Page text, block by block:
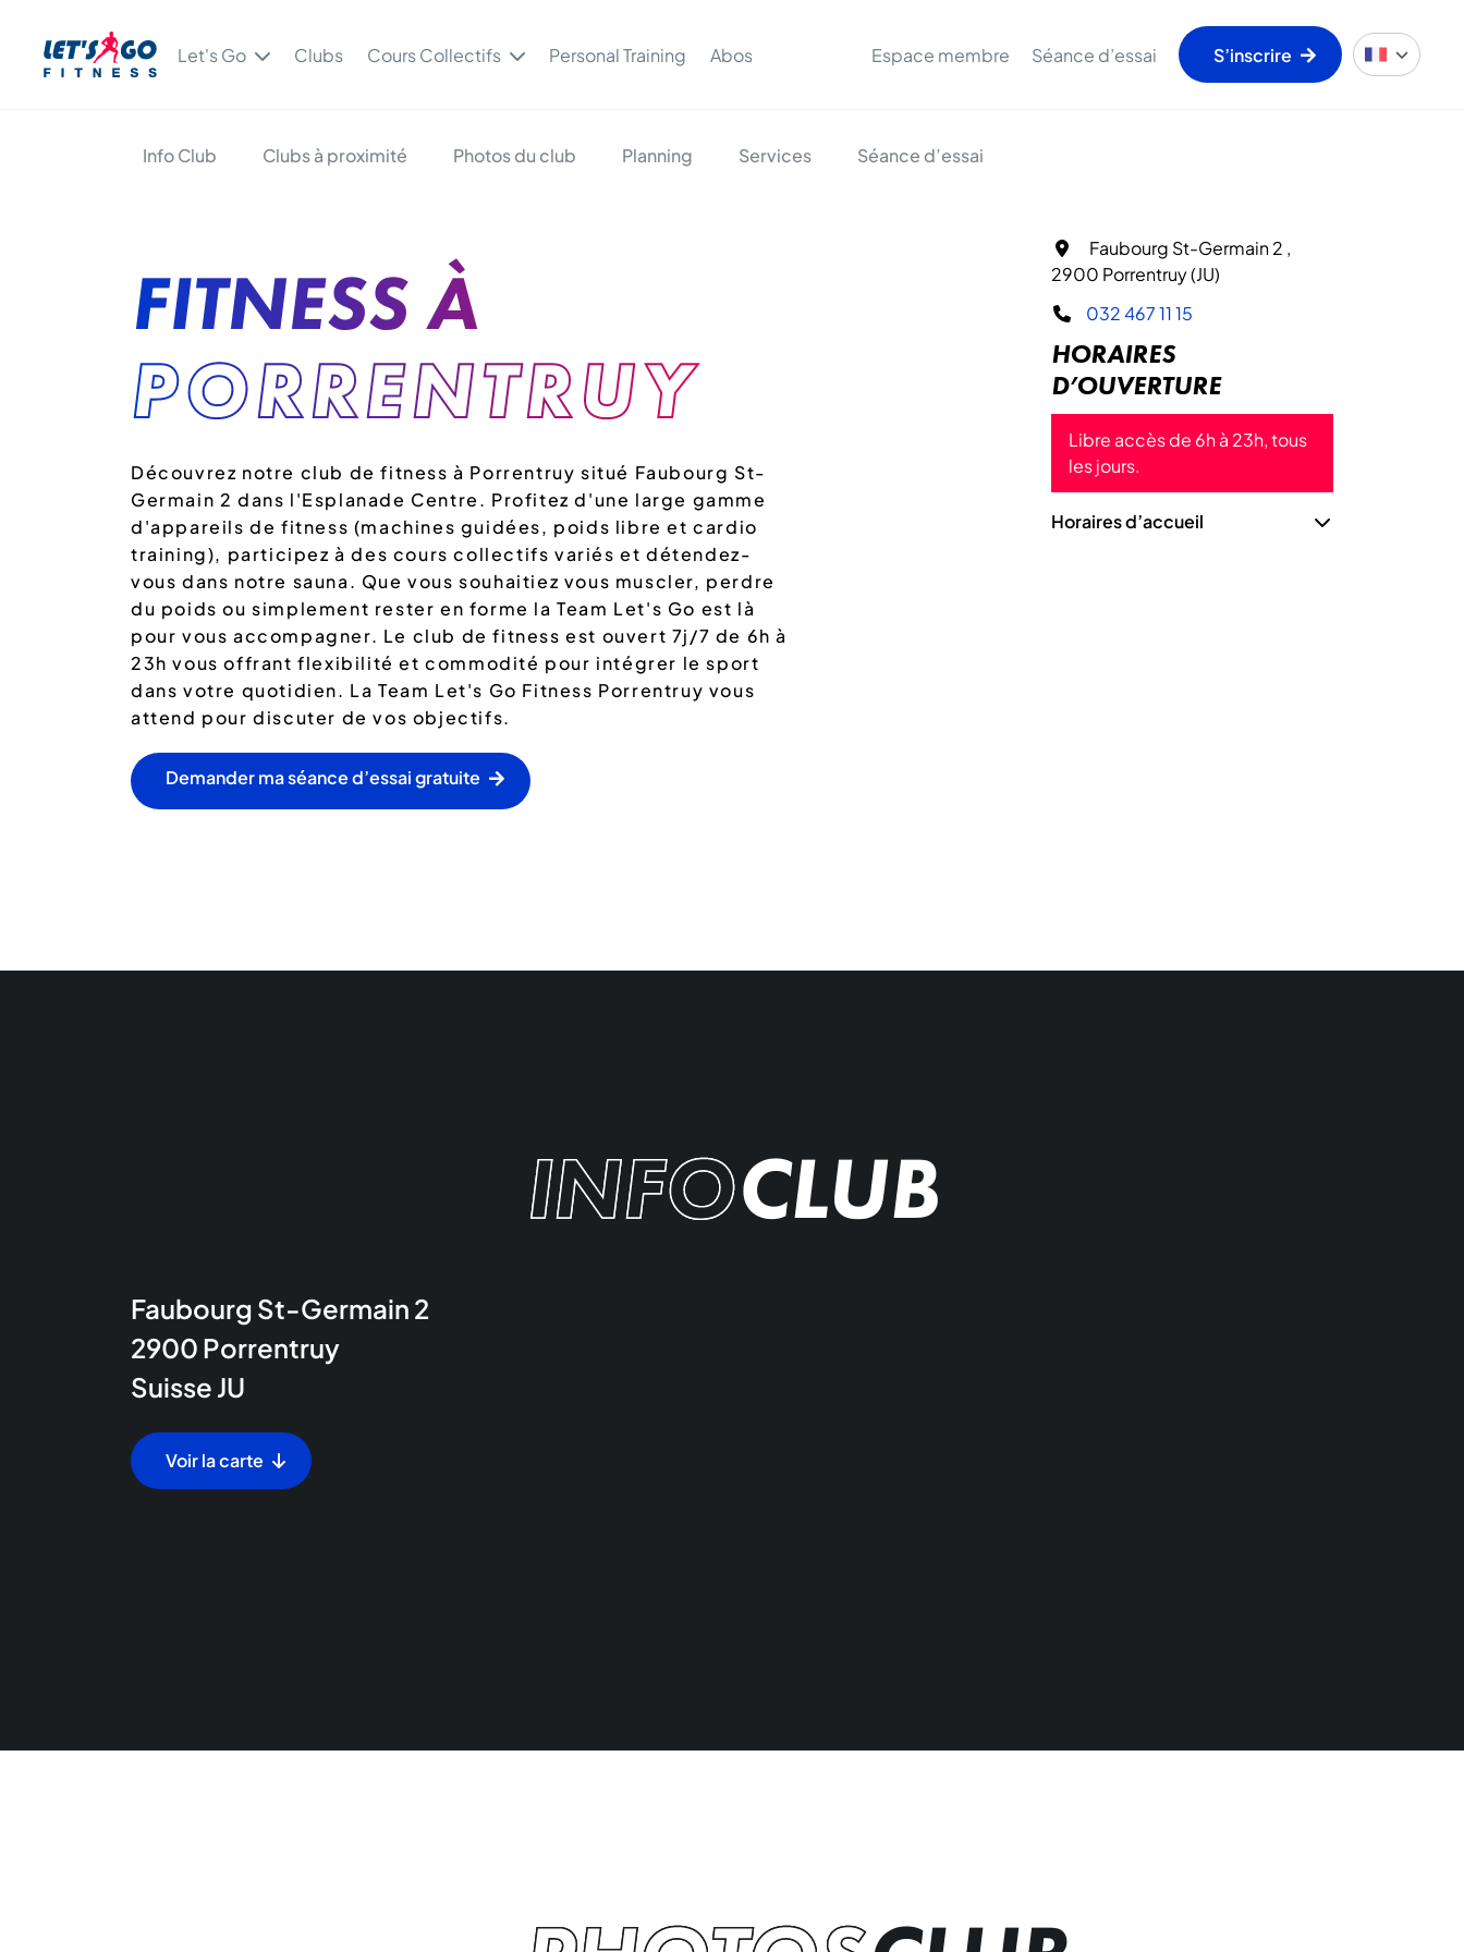
Let's Go Clubs Cours Collectifs Personal Training Abos Espace membre Séance d’essai S’inscrire
Info Club Clubs à proximité Photos du club Planning Services Séance d’essai
FITNESS À
PORRENTRUY
Découvrez notre club de fitness à Porrentruy situé Faubourg St-
Germain 2 dans l'Esplanade Centre. Profitez d'une large gamme
d'appareils de fitness (machines guidées, poids libre et cardio
training), participez à des cours collectifs variés et détendez-
vous dans notre sauna. Que vous souhaitiez vous muscler, perdre
du poids ou simplement rester en forme la Team Let's Go est là
pour vous accompagner. Le club de fitness est ouvert 7j/7 de 6h à
23h vous offrant flexibilité et commodité pour intégrer le sport
dans votre quotidien. La Team Let's Go Fitness Porrentruy vous
attend pour discuter de vos objectifs.
Demander ma séance d’essai gratuite
Faubourg St-Germain 2 ,
2900 Porrentruy (JU)
032 467 11 15
HORAIRES
D’OUVERTURE
Libre accès de 6h à 23h, tous
les jours.
Horaires d’accueil
INFOCLUB
Faubourg St-Germain 2
2900 Porrentruy
Suisse JU
Voir la carte